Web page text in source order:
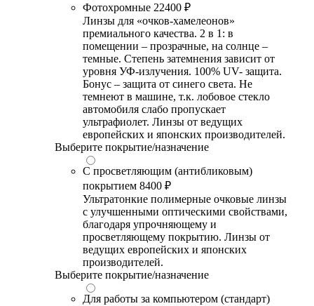
Фотохромные 22400 ₽
Линзы для «очков-хамелеонов»
премиального качества. 2 в 1: в
помещении – прозрачные, на солнце –
темные. Степень затемнения зависит от
уровня УФ-излучения. 100% UV- защита.
Бонус – защита от синего света. Не
темнеют в машине, т.к. лобовое стекло
автомобиля слабо пропускает
ультрафиолет. Линзы от ведущих
европейских и японских производителей.
Выберите покрытие/назначение
С просветляющим (антибликовым)
покрытием 8400 ₽
Ультратонкие полимерные очковые линзы
с улучшенными оптическими свойствами,
благодаря упрочняющему и
просветляющему покрытию. Линзы от
ведущих европейских и японских
производителей.
Выберите покрытие/назначение
Для работы за компьютером (стандарт)